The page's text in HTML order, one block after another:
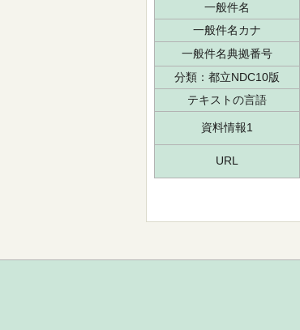
一般件名
一般件名カナ
一般件名典拠番号
分類：都立NDC10版
テキストの言語
資料情報1
URL